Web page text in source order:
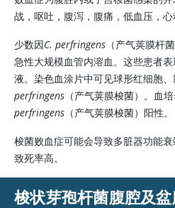
战，呕吐，腹泻，腹痛，低血压，心
少数因C. perfringens （产气荚膜杆
急性大规模血管内溶血。这些患者
液。染色血涂片中可见球形红细胞
perfringens （产气荚膜梭菌）。血
perfringens （产气荚膜梭菌）阳性。
梭菌败血症可能会导致多脏器功能
致死率高。
梭状芽孢杆菌腹腔及